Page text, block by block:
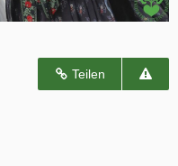
Teilen